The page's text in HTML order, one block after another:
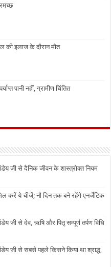
की इलाज के दौरान मौत
पानी नहीं, ग्रामीण चिंतित
जी से दैनिक जीवन के शास्त्रोक्त नियम
करें ये चीजें; नौ दिन तक बने रहेंगे एनर्जेटिक
जी से देव, ऋषि और पितृ सम्पूर्ण तर्पण विधि
जी से सबसे पहले किसने किया था श्राद्ध,